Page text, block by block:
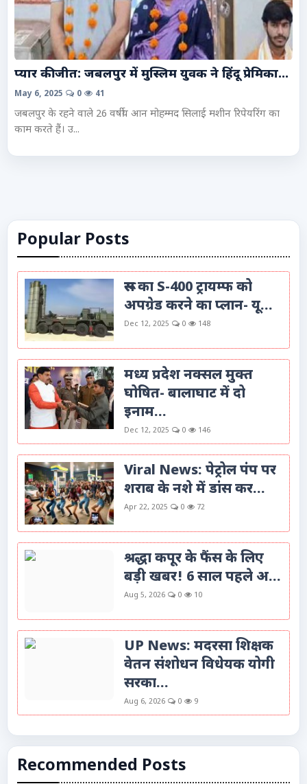
विशेष लेख
धर्म और अध्यात्म
Advertise with Us
Events
Contacts
प्यार की जीत: जबलपुर में मुस्लिम युवक ने हिंदू प्रेमिका...
May 6, 2025 0 41
जबलपुर के रहने वाले 26 वर्षीय आन मोहम्मद सिलाई मशीन रिपेयरिंग का
काम करते हैं। उ...
Popular Posts
रूस का S-400 ट्रायम्फ को
अपग्रेड करने का प्लान- यू...
Dec 12, 2025 0 148
मध्य प्रदेश नक्सल मुक्त
घोषित- बालाघाट में दो
इनाम...
Dec 12, 2025 0 146
Viral News: पेट्रोल पंप पर
शराब के नशे में डांस कर...
Apr 22, 2025 0 72
श्रद्धा कपूर के फैंस के लिए
बड़ी खबर! 6 साल पहले अ...
Aug 5, 2026 0 10
UP News: मदरसा शिक्षक
वेतन संशोधन विधेयक योगी
सरका...
Aug 6, 2026 0 9
Recommended Posts